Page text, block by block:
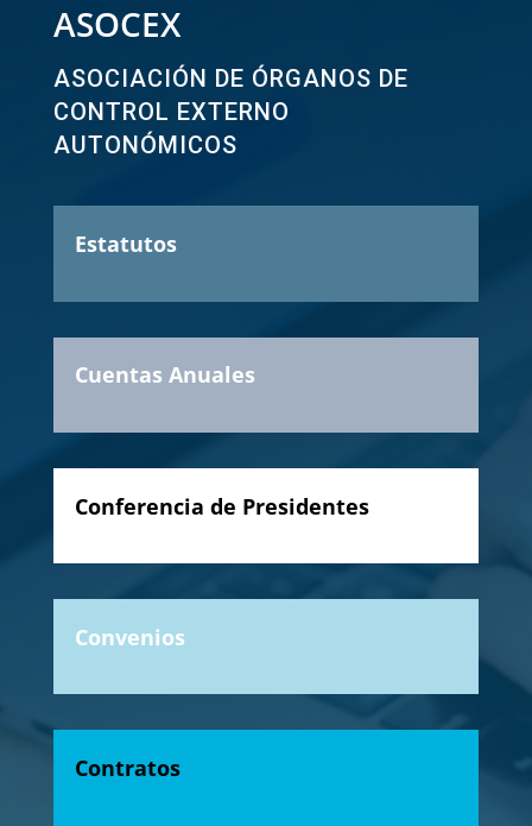
ASOCEX
ASOCIACIÓN DE ÓRGANOS DE
CONTROL EXTERNO
AUTONÓMICOS
Estatutos
Cuentas Anuales
Conferencia de Presidentes
Convenios
Contratos